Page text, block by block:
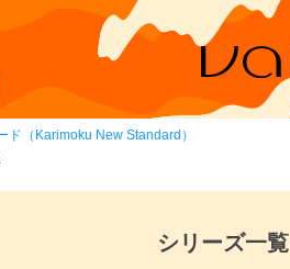
ド（Karimoku New Standard）
シリーズ一覧